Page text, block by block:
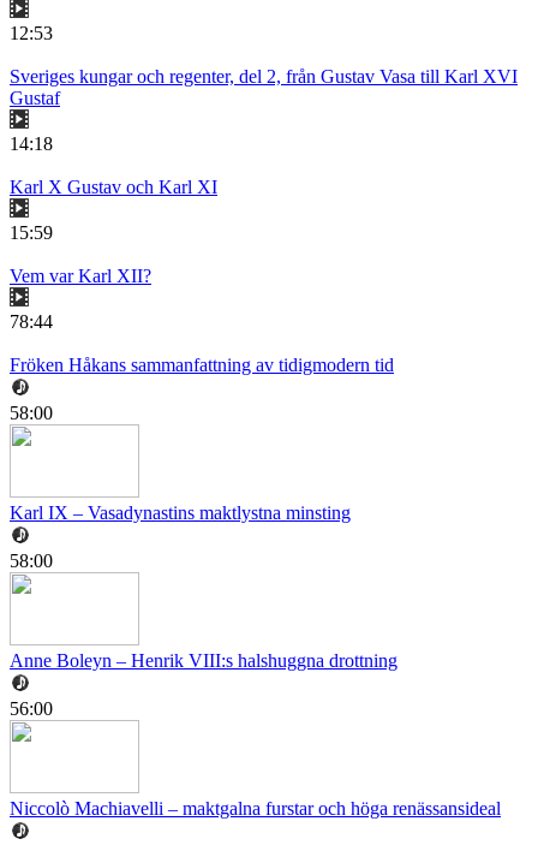
12:53
Sveriges kungar och regenter, del 2, från Gustav Vasa till Karl XVI
Gustaf
14:18
Karl X Gustav och Karl XI
15:59
Vem var Karl XII?
78:44
Fröken Håkans sammanfattning av tidigmodern tid
58:00
Karl IX – Vasadynastins maktlystna minsting
58:00
Anne Boleyn – Henrik VIII:s halshuggna drottning
56:00
Niccolò Machiavelli – maktgalna furstar och höga renässansideal